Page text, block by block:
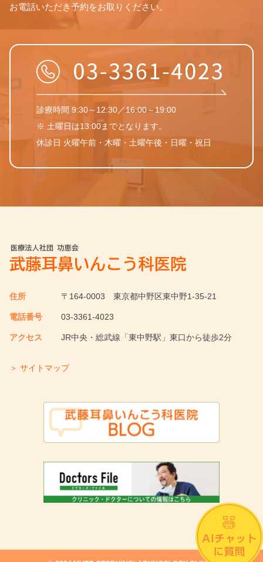
お電話いただき予約をお取りください。
診療時間 9:30～12:30／16:00～19:00
※ 土曜日は13:00までとなります。
休診日 火曜午前・木曜・土曜午後・日曜・祝日
住所 〒164-0003 東京都中野区東中野1-35-21
電話番号 03-3361-4023
アクセス JR中央・総武線「東中野駅」東口から徒歩2分
＞ サイトマップ